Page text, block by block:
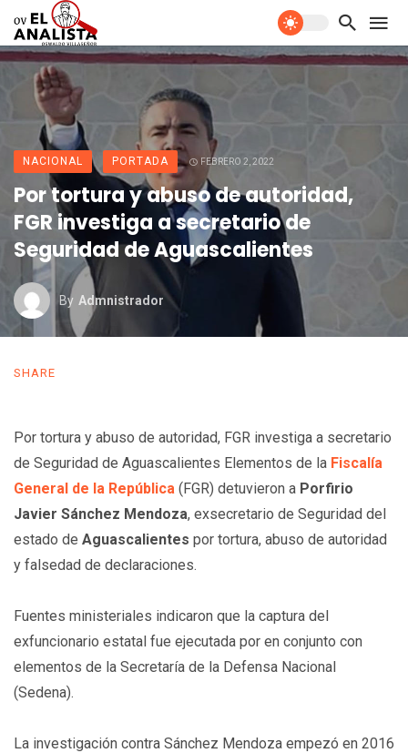
NACIONAL PORTADA FEBRERO 2, 2022
Por tortura y abuso de autoridad,
FGR investiga a secretario de
Seguridad de Aguascalientes
By Admnistrador
SHARE
Por tortura y abuso de autoridad, FGR investiga a secretario
de Seguridad de Aguascalientes Elementos de la Fiscalía
General de la República (FGR) detuvieron a Porfirio
Javier Sánchez Mendoza, exsecretario de Seguridad del
estado de Aguascalientes por tortura, abuso de autoridad
y falsedad de declaraciones.
Fuentes ministeriales indicaron que la captura del
exfuncionario estatal fue ejecutada por en conjunto con
elementos de la Secretaría de la Defensa Nacional
(Sedena).
La investigación contra Sánchez Mendoza empezó en 2016